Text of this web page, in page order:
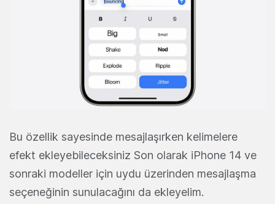
Bu özellik sayesinde mesajlaşırken kelimelere
efekt ekleyebileceksiniz Son olarak iPhone 14 ve
sonraki modeller için uydu üzerinden mesajlaşma
seçeneğinin sunulacağını da ekleyelim.